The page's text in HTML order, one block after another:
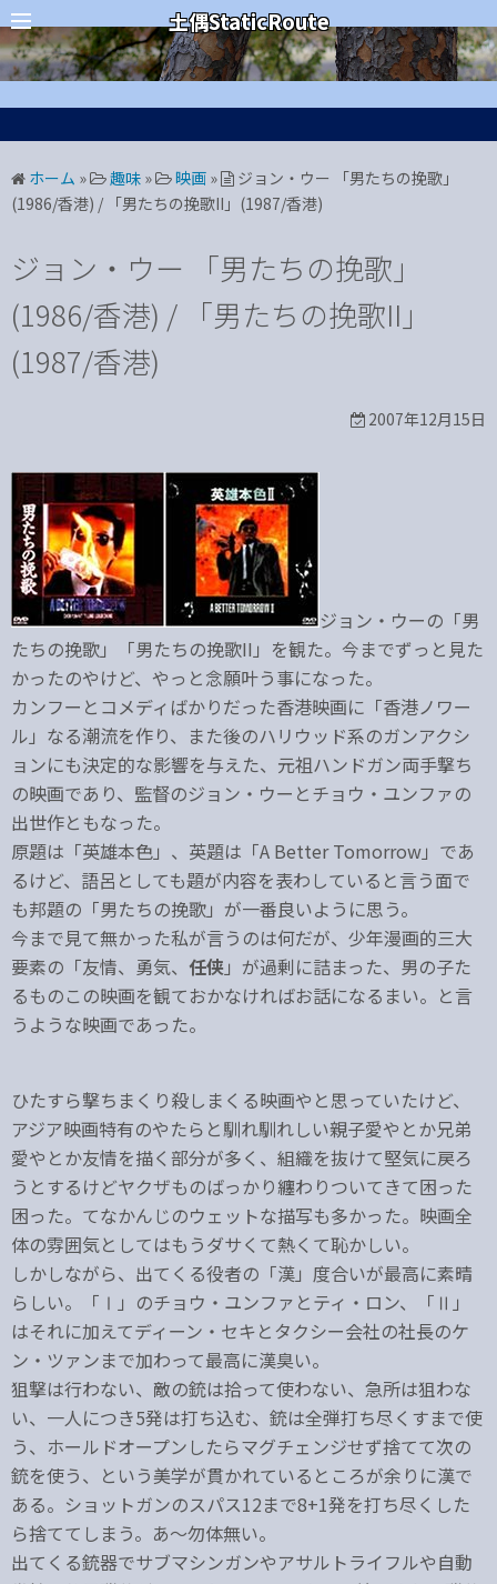
コ
ン
テ
ン
ス
キ
プ
土偶StaticRoute
カテゴリー
ホーム » 趣味 » 映画 »
ジョン・ウー 「男たちの挽歌」
(1986/香港) / 「男たちの挽歌II」(1987/香港)
ジョン・ウー 「男たちの挽歌」
(1986/香港) / 「男たちの挽歌II」
(1987/香港)
2007年12月15日
ジョン・ウーの「男
たちの挽歌」「男たちの挽歌II」を観た。今までずっと見た
かったのやけど、やっと念願叶う事になった。
カンフーとコメディばかりだった香港映画に「香港ノワー
ル」なる潮流を作り、また後のハリウッド系のガンアクシ
ョンにも決定的な影響を与えた、元祖ハンドガン両手撃ち
の映画であり、監督のジョン・ウーとチョウ・ユンファの
出世作ともなった。
原題は「英雄本色」、英題は「A Better Tomorrow」であ
るけど、語呂としても題が内容を表わしていると言う面で
も邦題の「男たちの挽歌」が一番良いように思う。
今まで見て無かった私が言うのは何だが、少年漫画的三大
要素の「友情、勇気、 任侠」が過剰に詰まった、男の子た
るものこの映画を観ておかなければお話になるまい。と言
うような映画であった。
ひたすら撃ちまくり殺しまくる映画やと思っていたけど、
アジア映画特有のやたらと馴れ馴れしい親子愛やとか兄弟
愛やとか友情を描く部分が多く、組織を抜けて堅気に戻ろ
うとするけどヤクザものばっかり纏わりついてきて困った
困った。てなかんじのウェットな描写も多かった。映画全
体の雰囲気としてはもうダサくて熱くて恥かしい。
しかしながら、出てくる役者の「漢」度合いが最高に素晴
らしい。「Ⅰ」のチョウ・ユンファとティ・ロン、「Ⅱ」
はそれに加えてディーン・セキとタクシー会社の社長のケ
ン・ツァンまで加わって最高に漢臭い。
狙撃は行わない、敵の銃は拾って使わない、急所は狙わな
い、一人につき5発は打ち込む、銃は全弾打ち尽くすまで使
う、ホールドオープンしたらマグチェンジせず捨てて次の
銃を使う、という美学が貫かれているところが余りに漢で
ある。ショットガンのスパス12まで8+1発を打ち尽くした
ら捨ててしまう。あ～勿体無い。
出てくる銃器でサブマシンガンやアサルトライフルや自動